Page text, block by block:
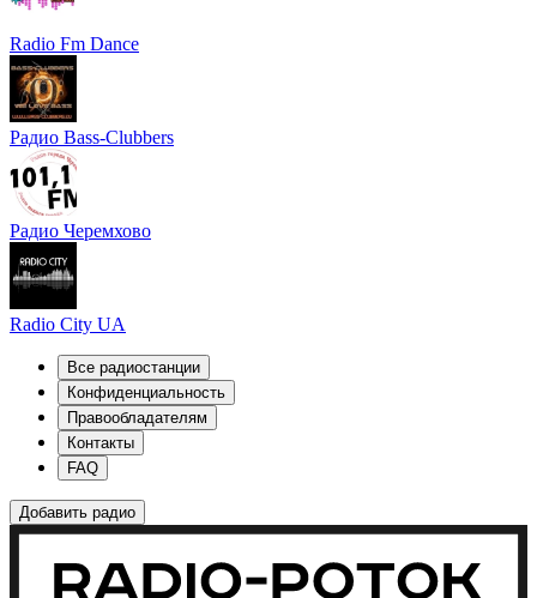
Radio Fm Dance
Радио Bass-Clubbers
Радио Черемхово
Radio City UA
Все радиостанции
Конфиденциальность
Правообладателям
Контакты
FAQ
Добавить радио